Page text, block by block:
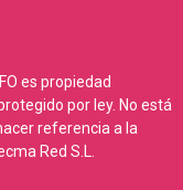
es propiedad
por ley. No está
referencia a la
Red S.L.